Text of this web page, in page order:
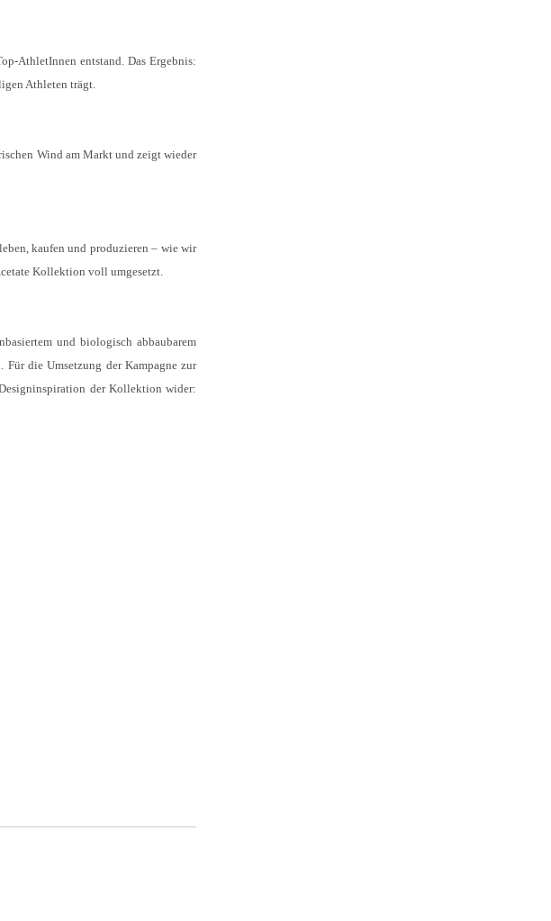
AthletInnen entstand. Das Ergebnis:
Athleten trägt.
Wind am Markt und zeigt wieder
kaufen und produzieren – wie wir
Kollektion voll umgesetzt.
und biologisch abbaubarem
die Umsetzung der Kampagne zur
der Kollektion wider: